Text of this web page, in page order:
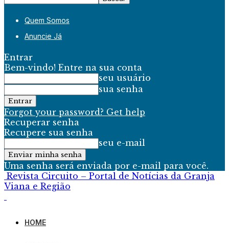
Quem Somos
Anuncie Já
Entrar
Bem-vindo! Entre na sua conta
seu usuário
sua senha
Forgot your password? Get help
Recuperar senha
Recupere sua senha
seu e-mail
Uma senha será enviada por e-mail para você.
Revista Circuito – Portal de Notícias da Granja
Viana e Região
HOME